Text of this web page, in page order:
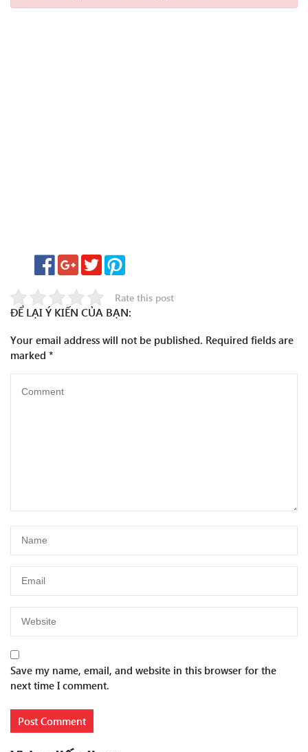
Rate this post
ĐỂ LẠI Ý KIẾN CỦA BẠN:
Your email address will not be published. Required fields are
marked *
Save my name, email, and website in this browser for the
next time I comment.